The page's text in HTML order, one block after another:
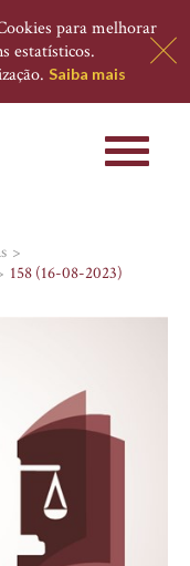
para melhorar
estatísticos.
Saiba mais
Toggle
158 (16-08-2023)